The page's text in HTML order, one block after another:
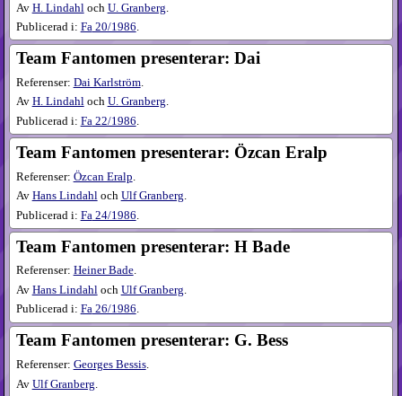
Av H. Lindahl och U. Granberg
Publicerad i: Fa20​/1986.
Team Fantomen presenterar: Dai
Referenser: Dai Karlström.
Av H. Lindahloch U. Granberg.
Publicerad i: Fa22​/1986.
Team Fantomen presenterar: Özcan Eralp
Referenser: Özcan Eralp
Av Hans Lindahloch Ulf Granberg.
Publicerad i: Fa 24​/1986
Team Fantomen presenterar: H Bade
Referenser: Heiner Bade.
Av Hans Lindahloch Ulf Granberg.
Publicerad i: Fa26​/1986.
Team Fantomen presenterar: G. Bess
Referenser: Georges Bessis.
Av Ulf Granberg